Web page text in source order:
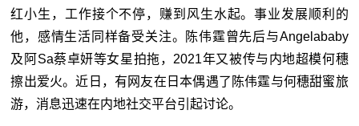
红小生，工作接个不停，赚到风生水起。事业发展顺利的
他，感情生活同样备受关注。陈伟霆曾先后与Angelababy
及阿Sa蔡卓妍等女星拍拖，2021年又被传与内地超模何穗
擦出爱火。近日，有网友在日本偶遇了陈伟霆与何穗甜蜜旅
游，消息迅速在内地社交平台引起讨论。